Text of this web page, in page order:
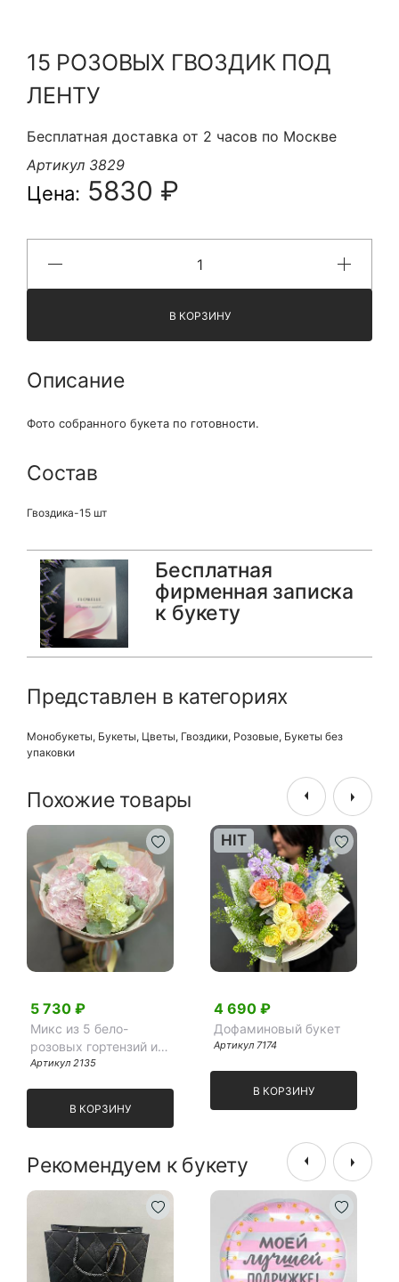
15 РОЗОВЫХ ГВОЗДИК ПОД
ЛЕНТУ
Бесплатная доставка от 2 часов по Москве
Артикул 3829
Цена: 5830 ₽
В КОРЗИНУ
Описание
Фото собранного букета по готовности.
Состав
Гвоздика-15 шт
Бесплатная
фирменная записка
к букету
Представлен в категориях
Монобукеты, Букеты, Цветы, Гвоздики, Розовые, Букеты без
упаковки
Похожие товары
5 730 ₽
Микс из 5 бело-
розовых гортензий и
эвкалипта
Артикул 2135
В КОРЗИНУ
HIT
4 690 ₽
Дофаминовый букет
Артикул 7174
В КОРЗИНУ
Рекомендуем к букету